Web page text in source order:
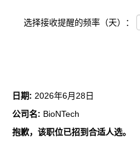
选择接收提醒的频率（天）：
日期: 2026年6月28日
公司名: BioNTech
抱歉，该职位已招到合适人选。